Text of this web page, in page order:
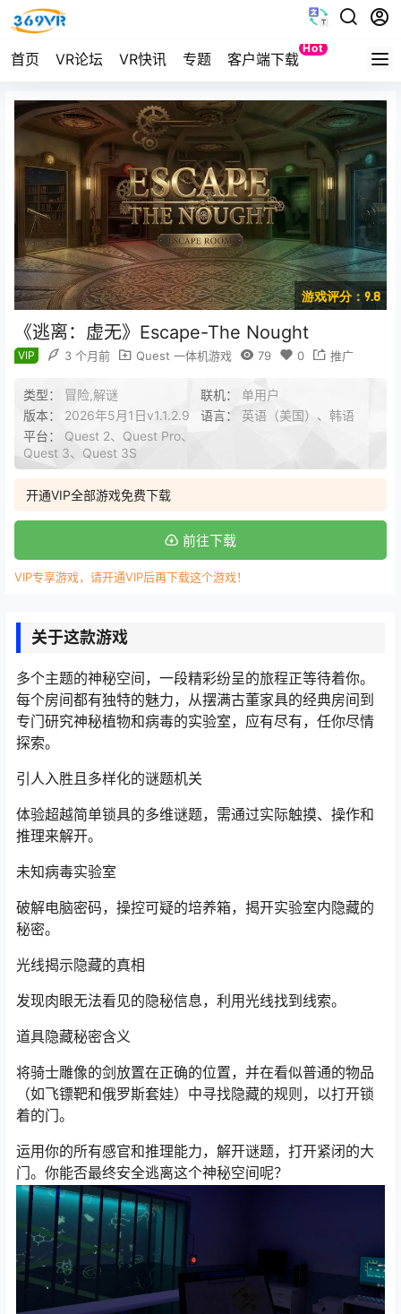
首页 VR论坛 VR快讯 专题 客户端下载
Hot
Quest
游戏评分：9.8
《逃离：虚无》Escape-The Nought
VIP 3 个月前 Quest 一体机游戏 79 0 推广
类型： 冒险,解谜 联机： 单用户
版本： 2026年5月1日v1.1.2.9 语言： 英语（美国）、韩语
平台： Quest 2、Quest Pro、
Quest 3、Quest 3S
开通VIP全部游戏免费下载
前往下载
VIP专享游戏，请开通VIP后再下载这个游戏！
关于这款游戏
多个主题的神秘空间，一段精彩纷呈的旅程正等待着你。
每个房间都有独特的魅力，从摆满古董家具的经典房间到
专门研究神秘植物和病毒的实验室，应有尽有，任你尽情
探索。
引人入胜且多样化的谜题机关
体验超越简单锁具的多维谜题，需通过实际触摸、操作和
推理来解开。
未知病毒实验室
破解电脑密码，操控可疑的培养箱，揭开实验室内隐藏的
秘密。
光线揭示隐藏的真相
发现肉眼无法看见的隐秘信息，利用光线找到线索。
道具隐藏秘密含义
将骑士雕像的剑放置在正确的位置，并在看似普通的物品
（如飞镖靶和俄罗斯套娃）中寻找隐藏的规则，以打开锁
着的门。
运用你的所有感官和推理能力，解开谜题，打开紧闭的大
门。你能否最终安全逃离这个神秘空间呢？